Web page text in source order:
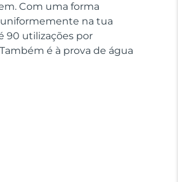
Com uma forma
na tua
90 utilizações por
é à prova de água